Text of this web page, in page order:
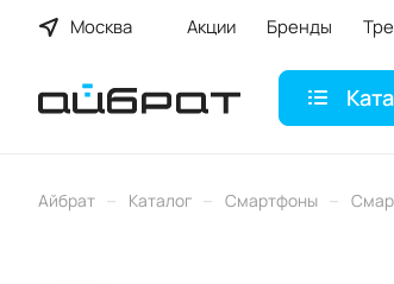
Москва Акции Бренды
Айбрат – Каталог – Смартфоны –